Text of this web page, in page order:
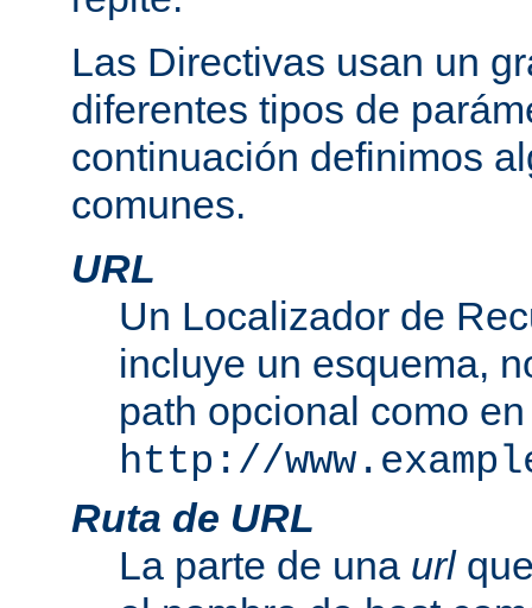
Las Directivas usan un
diferentes tipos de
continuación definimos
comunes.
URL
Un Localizador de
incluye un esquema,
path opcional como en
http://
Ruta de URL
La parte de una url